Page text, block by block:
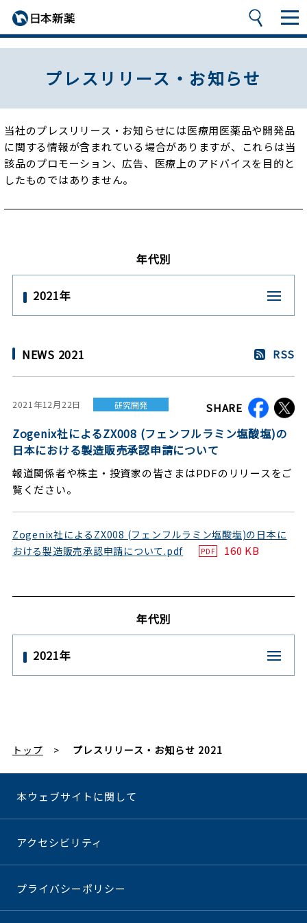
プレスリリース・お知らせ
当社のプレスリリース・お知らせには医療用医薬品や開発品
に関する情報が含まれている場合がありますが、
これらは当
該品のプロモーション、広告、医療上のアドバイスを目的と
したものではありません。
年代別
2021年
NEWS 2021 RSS
2021年12月22日 研究開発 SHARE
Zogenix社によるZX008 (フェンフルラミン塩酸塩)の
日本における製造販売承認申請について
報道関係者や株主・投資家の皆さまはPDFのリリースをご
覧ください。
Zogenix社によるZX008 (フェンフルラミン塩酸塩)の日本に
おける製造販売承認申請について.pdf
PDF 160 KB
年代別
2021年
トップ プレスリリース・お知らせ 2021
本ウェブサイトに関して
アクセシビリティ
プライバシーポリシー